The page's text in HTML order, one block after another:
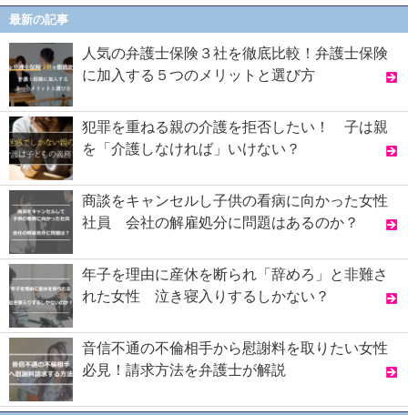
最新の記事
人気の弁護士保険３社を徹底比較！弁護士保険
に加入する５つのメリットと選び方
犯罪を重ねる親の介護を拒否したい！ 子は親
を「介護しなければ」いけない？
商談をキャンセルし子供の看病に向かった女性
社員 会社の解雇処分に問題はあるのか？
年子を理由に産休を断られ「辞めろ」と非難さ
れた女性 泣き寝入りするしかない？
音信不通の不倫相手から慰謝料を取りたい女性
必見！請求方法を弁護士が解説